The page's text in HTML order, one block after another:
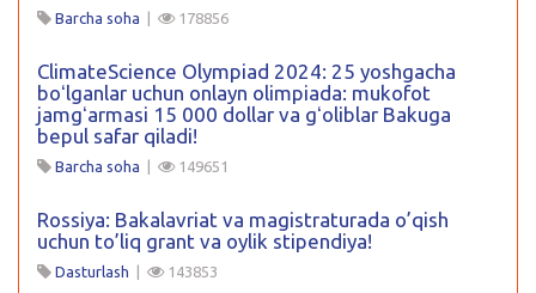
Barcha soha | 178856
ClimateScience Olympiad 2024: 25 yoshgacha
boʻlganlar uchun onlayn olimpiada: mukofot
jamgʻarmasi 15 000 dollar va gʻoliblar Bakuga
bepul safar qiladi!
Barcha soha | 149651
Rossiya: Bakalavriat va magistraturada o’qish
uchun to’liq grant va oylik stipendiya!
Dasturlash | 143853